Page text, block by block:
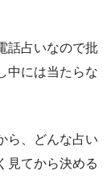
話占いなので批
中には当たらな
ら、どんな占い
見てから決める